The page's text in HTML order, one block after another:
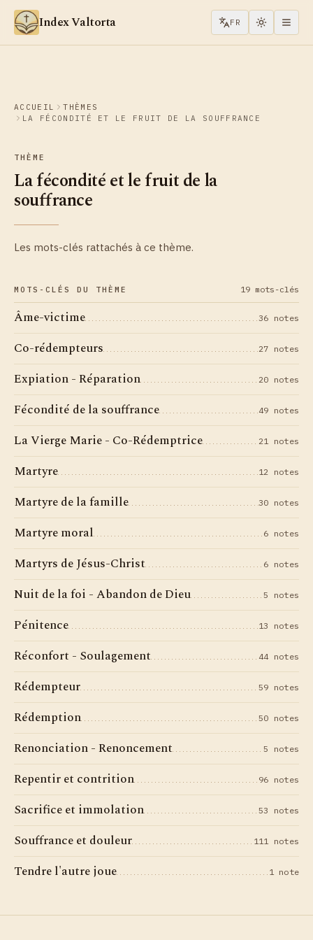
Aller au contenu
Index Valtorta FR
ACCUEIL
THÈMES
LA FÉCONDITÉ ET LE FRUIT DE LA SOUFFRANCE
THÈME
La fécondité et le fruit de la
souffrance
Les mots-clés rattachés à ce thème.
MOTS-CLÉS DU THÈME 19 mots-clés
Âme-victime 36 notes
Co-rédempteurs 27 notes
Expiation - Réparation 20 notes
Fécondité de la souffrance 49 notes
La Vierge Marie - Co-Rédemptrice 21 notes
Martyre 12 notes
Martyre de la famille 30 notes
Martyre moral 6 notes
Martyrs de Jésus-Christ 6 notes
Nuit de la foi - Abandon de Dieu 5 notes
Pénitence 13 notes
Réconfort - Soulagement 44 notes
Rédempteur 59 notes
Rédemption 50 notes
Renonciation - Renoncement 5 notes
Repentir et contrition 96 notes
Sacrifice et immolation 53 notes
Souffrance et douleur 111 notes
Tendre l'autre joue 1 note